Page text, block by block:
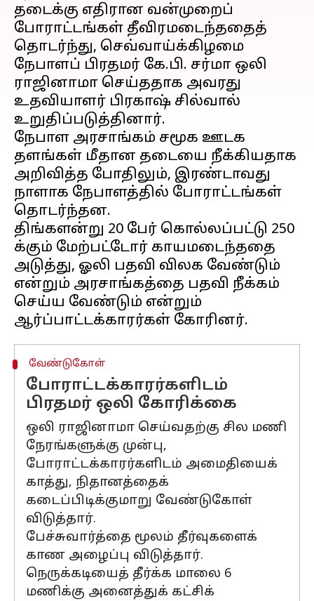
தடைக்கு எதிரான வன்முறைப்
போராட்டங்கள் தீவிரமடைந்ததைத்
தொடர்ந்து, செவ்வாய்க்கிழமை
நேபாளப் பிரதமர் கே.பி. சர்மா ஒலி
ராஜினாமா செய்ததாக அவரது
உதவியாளர் பிரகாஷ் சில்வால்
உறுதிப்படுத்தினார்.
நேபாள அரசாங்கம் சமூக ஊடக
தளங்கள் மீதான தடையை நீக்கியதாக
அறிவித்த போதிலும், இரண்டாவது
நாளாக நேபாளத்தில் போராட்டங்கள்
தொடர்ந்தன.
திங்களன்று 20 பேர் கொல்லப்பட்டு 250
க்கும் மேற்பட்டோர் காயமடைந்ததை
அடுத்து, ஓலி பதவி விலக வேண்டும்
என்றும் அரசாங்கத்தை பதவி நீக்கம்
செய்ய வேண்டும் என்றும்
வேண்டுகோள்
போராட்டக்காரர்களிடம்
பிரதமர் ஒலி கோரிக்கை
ஒலி ராஜினாமா செய்வதற்கு சில மணி
நேரங்களுக்கு முன்பு,
போராட்டக்காரர்களிடம் அமைதியைக்
காத்து, நிதானத்தைக்
கடைப்பிடிக்குமாறு வேண்டுகோள்
விடுத்தார்.
பேச்சுவார்த்தை மூலம் தீர்வுகளைக்
காண அழைப்பு விடுத்தார்.
நெருக்கடியைத் தீர்க்க மாலை 6
மணிக்கு அனைத்துக் கட்சிக்